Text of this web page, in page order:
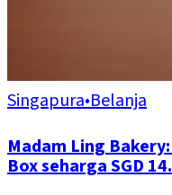
Singapura•Belanja
Madam Ling
Box seharga SGD